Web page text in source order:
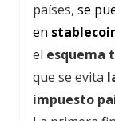
países, se
en
el esquema
que se evita
impuesto